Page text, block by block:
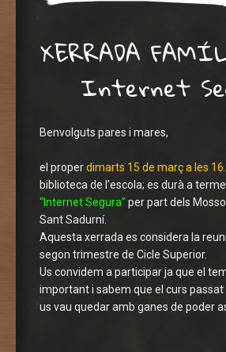
XERRADA
Internet
Benvolguts pares i mares,
el properdimarts 15 de març a les
biblioteca de l’escola; es durà a
“Internet Segura” per part dels
Sant Sadurní.
Aquesta xerrada es considera la
segon trimestre de Cicle Superior.
Us convidem a participar ja que el
important i sabem que el curs
us vau quedar amb ganes de poder